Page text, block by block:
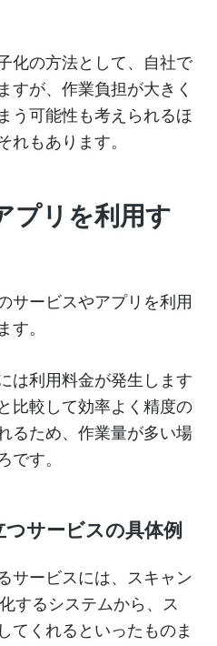
化の方法として、自社で
すが、作業負担が大きく
う可能性も考えられるほ
れもあります。
リを利用す
サービスやアプリを利用
す。
は利用料金が発生します
比較して効率よく精度の
るため、作業量が多い場
です。
サービスの具体例
サービスには、スキャン
するシステムから、ス
てくれるといったものま